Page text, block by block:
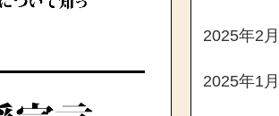
2025年2月
2025年1月